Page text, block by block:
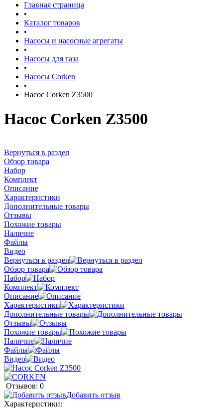
Главная страница
•
Каталог товаров
•
Насосы и насосные агрегаты
•
Насосы для газа
•
Насосы Corken
•
Насос Corken Z3500
Насос Corken Z3500
Вернуться в раздел
Обзор товара
Набор
Комплект
Описание
Характеристики
Дополнительные товары
Отзывы
Похожие товары
Наличие
Файлы
Видео
Вернуться в раздел
Обзор товара
Набор
Комплект
Описание
Характеристики
Дополнительные товары
Отзывы
Похожие товары
Наличие
Файлы
Видео
Отзывов: 0
Добавить отзыв
Характеристики: